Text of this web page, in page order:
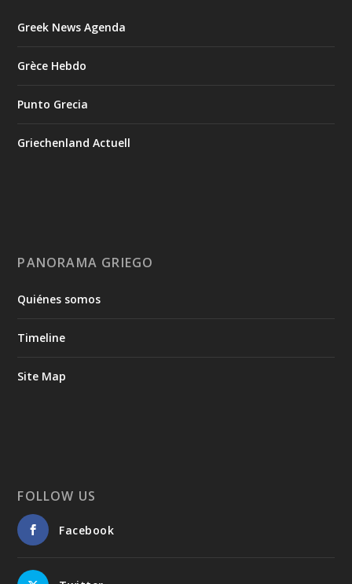
Greek News Agenda
Grèce Hebdo
Punto Grecia
Griechenland Actuell
PANORAMA GRIEGO
Quiénes somos
Timeline
Site Map
FOLLOW US
Facebook